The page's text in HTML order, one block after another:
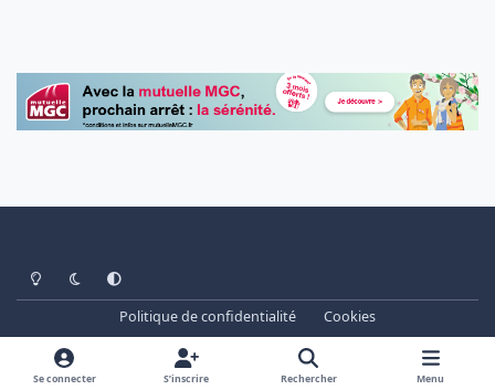
Light ModeDark ModeSystem Preference
Politique de confidentialité
Cookies
www.cheminots.net - Forum Libre depuis 2003
Powered by
Invision Community
Se connecter S’inscrire Rechercher Menu